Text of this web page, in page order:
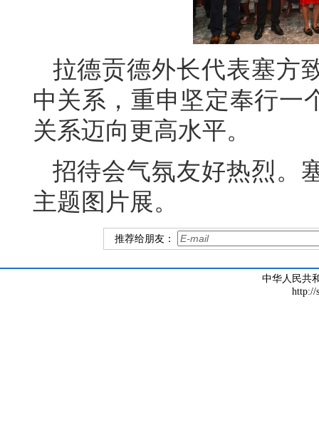
拉德贡德外长代表塞方
中关系，重申坚定奉行一
关系迈向更高水平。
招待会气氛友好热烈。
主题图片展。
推荐给朋友：
中华人民共
http://